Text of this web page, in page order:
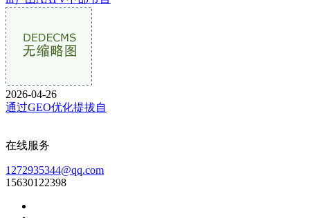
2026-04-26
通过GEO优化提拔自
在线服务
1272935344@qq.com
15630122398